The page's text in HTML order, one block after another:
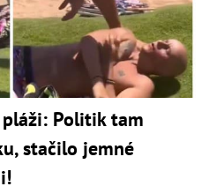
pláži: Politik tam
stačilo jemné